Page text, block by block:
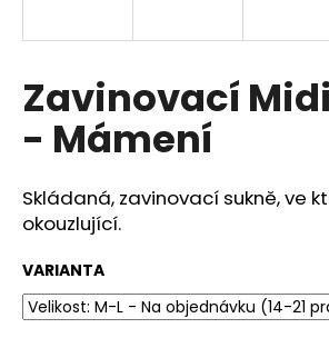
Zavinovací
- Mámení
Skládaná, zavinovací sukně, ve
okouzlující.
VARIANTA
í
t
?